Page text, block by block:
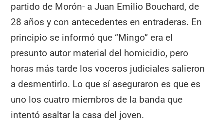
partido de Morón- a Juan Emilio Bouchard, de
28 años y con antecedentes en entraderas. En
principio se informó que “Mingo” era el
presunto autor material del homicidio, pero
horas más tarde los voceros judiciales salieron
a desmentirlo. Lo que sí aseguraron es que es
uno los cuatro miembros de la banda que
intentó asaltar la casa del joven.